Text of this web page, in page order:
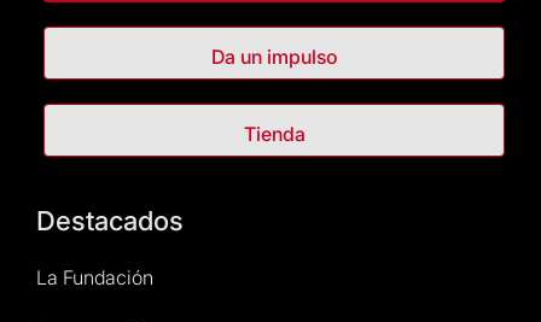
Da un impulso
Tienda
Destacados
La Fundación